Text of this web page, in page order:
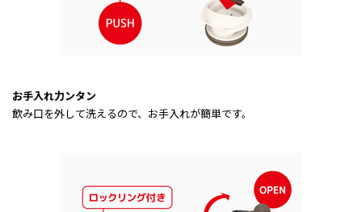
お手入れ力ンタン
飲み口を外して洗えるので、お手入れが簡単です。